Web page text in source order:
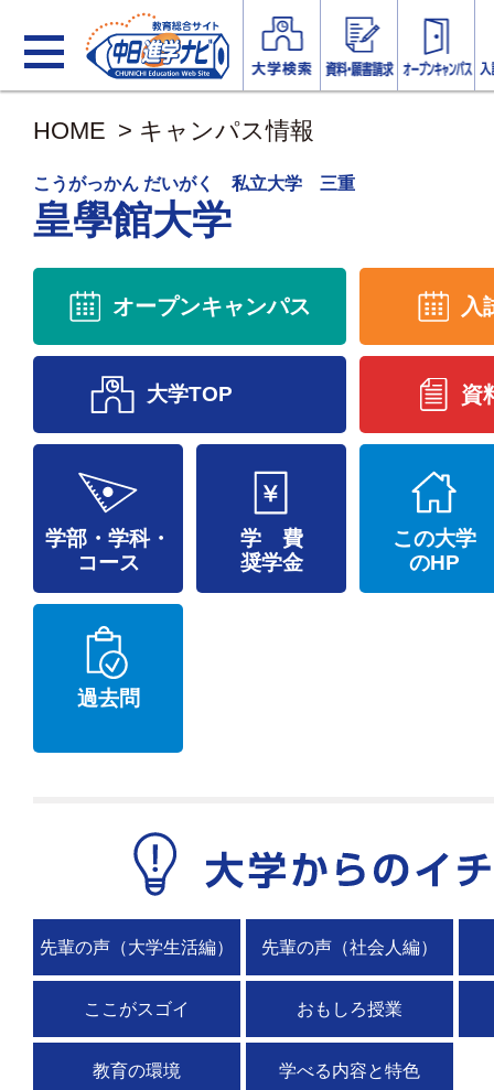
HOME > キャンパス情報
こうがっかん だいがく 私立大学 三重
皇學館大学
オープンキャンパス 入
資
大学TOP
学部・学科・
コース
学 費
奨学金
この大学
のHP
過去問
先輩の声（大学生活編） 先輩の声（社会人編）
ここがスゴイ おもしろ授業
教育の環境 学べる内容と特色